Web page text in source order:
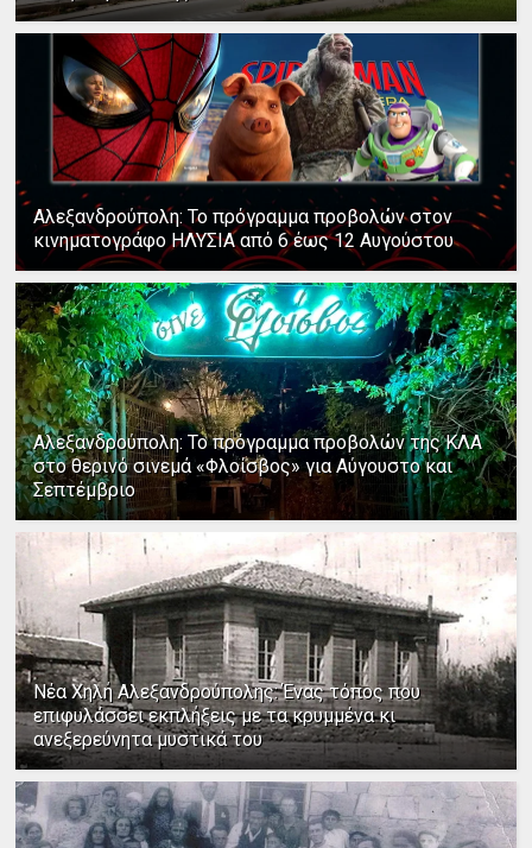
Αλεξανδρούπολη: Το πρόγραμμα προβολών στον
κινηματογράφο ΗΛΥΣΙΑ από 6 έως 12 Αυγούστου
Αλεξανδρούπολη: Το πρόγραμμα προβολών της ΚΛΑ
στο θερινό σινεμά «Φλοίσβος» για Αύγουστο και
Σεπτέμβριο
Νέα Χηλή Αλεξανδρούπολης: Ένας τόπος που
επιφυλάσσει εκπλήξεις με τα κρυμμένα κι
ανεξερεύνητα μυστικά του